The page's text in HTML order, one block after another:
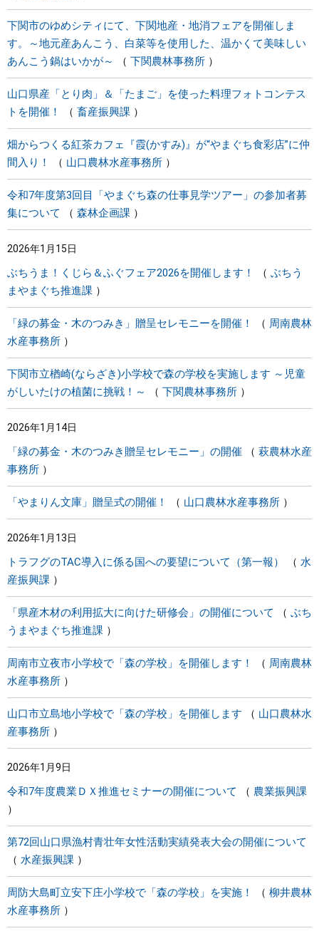
下関市のゆめシティにて、下関地産・地消フェアを開催しま
す。～地元産あんこう、白菜等を使用した、温かくて美味しい
あんこう鍋はいかが～
下関農林事務所
山口県産「とり肉」＆「たまご」を使った料理フォトコンテス
トを開催！
畜産振興課
畑からつくる紅茶カフェ『霞(かすみ)』が“やまぐち食彩店”に仲
間入り！
山口農林水産事務所
令和7年度第3回目「やまぐち森の仕事見学ツアー」の参加者募
集について
森林企画課
2026年1月15日
ぶちうま！くじら＆ふぐフェア2026を開催します！
ぶちう
まやまぐち推進課
「緑の募金・木のつみき」贈呈セレモニーを開催！
周南農林
水産事務所
下関市立楢崎(ならざき)小学校で森の学校を実施します ～児童
がしいたけの植菌に挑戦！～
下関農林事務所
2026年1月14日
「緑の募金・木のつみき贈呈セレモニー」の開催
萩農林水産
事務所
「やまりん文庫」贈呈式の開催！ 山口農林水産事務所
2026年1月13日
トラフグのTAC導入に係る国への要望について（第一報）
水
産振興課
「県産木材の利用拡大に向けた研修会」の開催について
ぶち
うまやまぐち推進課
周南市立夜市小学校で「森の学校」を開催します！
周南農林
水産事務所
山口市立島地小学校で「森の学校」を開催します
山口農林水
産事務所
2026年1月9日
令和7年度農業ＤＸ推進セミナーの開催について 農業振興課
第72回山口県漁村青壮年女性活動実績発表大会の開催について
水産振興課
周防大島町立安下庄小学校で「森の学校」を実施！
柳井農林
水産事務所